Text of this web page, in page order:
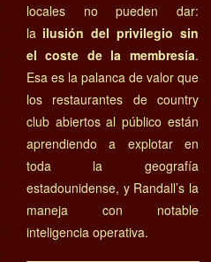
locales no pueden dar:
la ilusión del privilegio sin
el coste de la membresía.
Esa es la palanca de valor que
los restaurantes de country
club abiertos al público están
aprendiendo a explotar en
toda la geografía
estadounidense, y Randall’s la
maneja con notable
inteligencia operativa.